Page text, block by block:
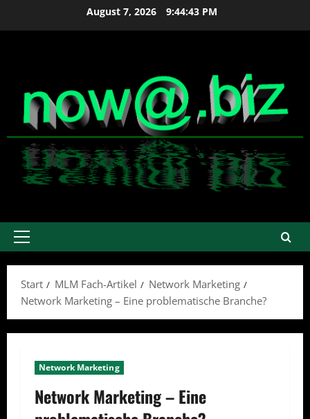
August 7, 2026 9:44:43 PM
Primäres
Start
MLM Fach-Artikel
Network Marketing
Network Marketing – Eine problematische Branche?
Network Marketing
Network Marketing – Eine